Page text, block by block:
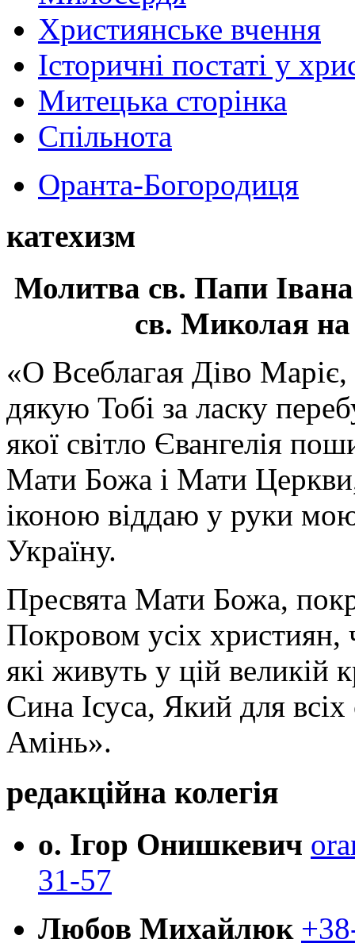
Християнське вчення
Історичні постаті у
Митецька сторінка
Спільнота
Оранта-Богородиця
катехизм
Молитва св. Папи
св. Миколая на
«О Всеблагая Діво
дякую Тобі за ласку
якої світло Євангелія
Мати Божа і Мати
іконою віддаю у руки
Україну.
Пресвята Мати Божа,
Покровом усіх християн,
які живуть у цій великій
Сина Ісуса, Який для
Амінь».
редакційна колегія
о. Ігор Онишкевич
31-57
Любов Михайлюк